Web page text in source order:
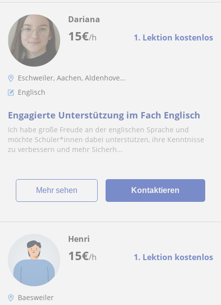
15€/h 1. Lektion kostenlos
Dariana
Eschweiler, Aachen, Aldenhove...
Englisch
Engagierte Unterstützung im Fach Englisch
Ich habe große Freude an der englischen Sprache und
möchte Schüler*innen dabei unterstützen, ihre Kenntnisse
zu verbessern und mehr Sicherh...
Mehr sehen Kontaktieren
15€/h 1. Lektion kostenlos
Henri
Baesweiler